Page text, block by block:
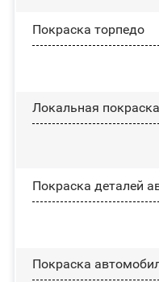
Покраска торпедо
Локальная
Покраска деталей
Покраска